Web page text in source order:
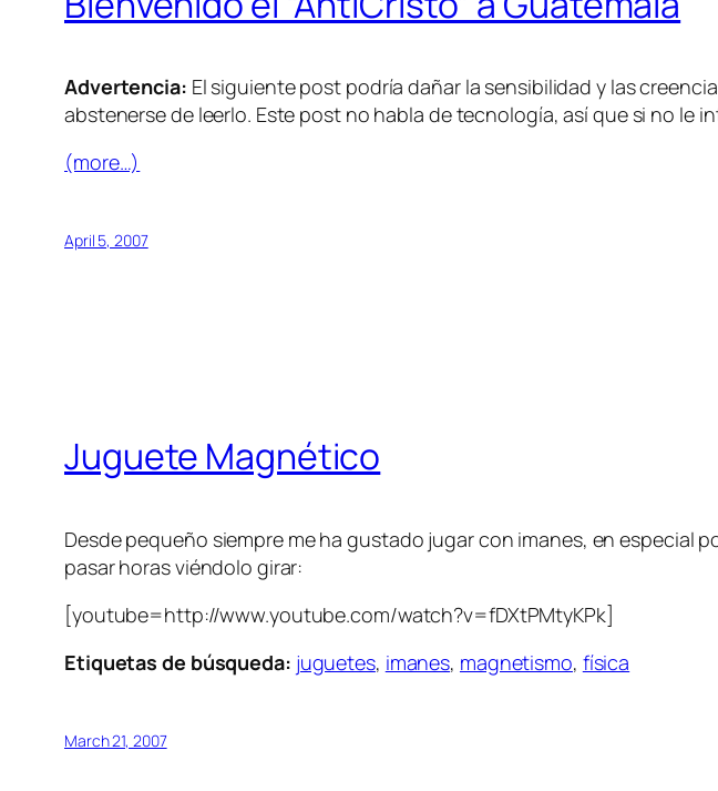
Advertencia: El siguiente post podría dañar la sensibilidad y las
abstenerse de leerlo. Este post no habla de tecnología, así que si no le
(more…)
April 5, 2007
Juguete Magnético
Desde pequeño siempre me ha gustado jugar con imanes, en especial
pasar horas viéndolo girar:
[youtube=http://www.youtube.com/watch?v=fDXtPMtyKPk]
Etiquetas de búsqueda: juguetes, imanes, magnetismo, física
March 21, 2007